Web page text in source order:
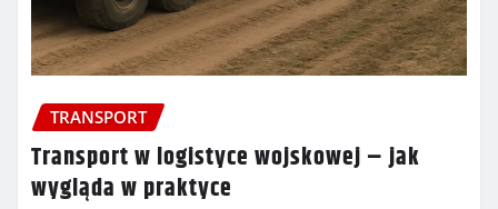
TRANSPORT
Transport w logistyce wojskowej – jak
wygląda w praktyce